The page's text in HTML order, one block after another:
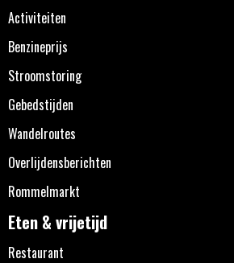
Activiteiten
Benzineprijs
Stroomstoring
Gebedstijden
Wandelroutes
Overlijdensberichten
Rommelmarkt
Eten & vrijetijd
Restaurant